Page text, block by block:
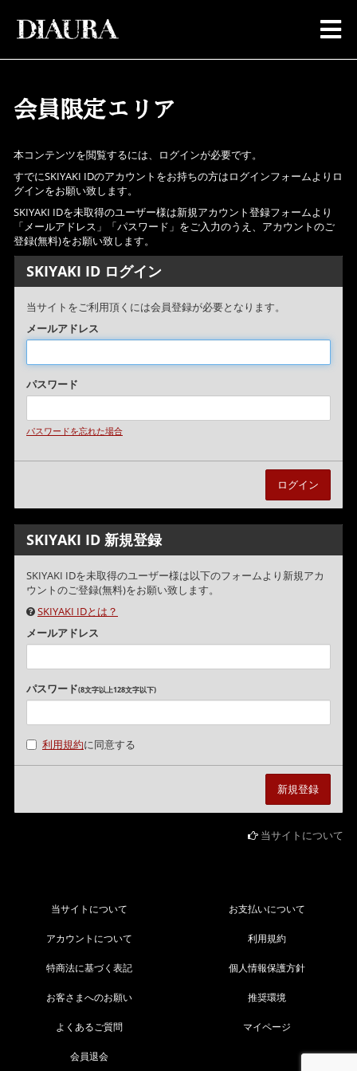
会員限定エリア
本コンテンツを閲覧するには、ログインが必要です。
すでにSKIYAKI IDのアカウントをお持ちの方はログインフォームよりロ
グインをお願い致します。
SKIYAKI IDを未取得のユーザー様は新規アカウント登録フォームより
「メールアドレス」「パスワード」をご入力のうえ、アカウントのご
登録(無料)をお願い致します。
SKIYAKI ID ログイン
当サイトをご利用頂くには会員登録が必要となります。
メールアドレス
パスワード
パスワードを忘れた場合
SKIYAKI ID 新規登録
SKIYAKI IDを未取得のユーザー様は以下のフォームより新規アカ
ウントのご登録(無料)をお願い致します。
SKIYAKI IDとは？
メールアドレス
パスワード(8文字以上128文字以下)
利用規約に同意する
当サイトについて
当サイトについて お支払いについて
アカウントについて 利用規約
特商法に基づく表記 個人情報保護方針
お客さまへのお願い 推奨環境
よくあるご質問 マイページ
会員退会